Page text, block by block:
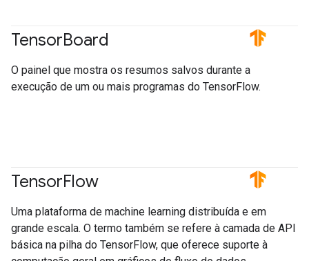
TensorBoard #TensorFlow
O painel que mostra os resumos salvos durante a
execução de um ou mais programas do TensorFlow.
TensorFlow #TensorFlow
Uma plataforma de machine learning distribuída e em
grande escala. O termo também se refere à camada de API
básica na pilha do TensorFlow, que oferece suporte à